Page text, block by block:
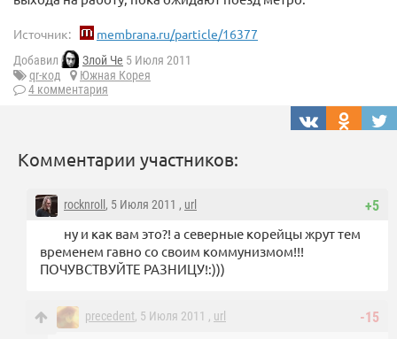
Источник: membrana.ru/particle/16377
Добавил Злой Че 5 Июля 2011
qr-код
Южная Корея
4 комментария
Комментарии участников:
+5
rocknroll , 5 Июля 2011 , url
ну и как вам это?! а северные корейцы жрут тем
временем гавно со своим коммунизмом!!!
ПОЧУВСТВУЙТЕ РАЗНИЦУ!:)))
-15
precedent, 5 Июля 2011 , url